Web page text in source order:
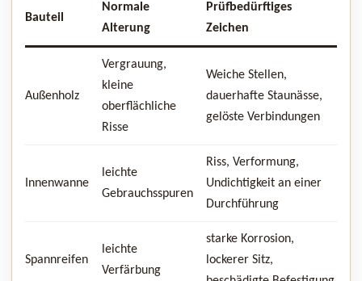
Bauteil
Normale
Alterung
Prüfbedürftiges
Zeichen
Außenholz
Vergrauung,
kleine
oberflächliche
Risse
Weiche Stellen,
dauerhafte Staunässe,
gelöste Verbindungen
Innenwanne
leichte
Gebrauchsspuren
Riss, Verformung,
Undichtigkeit an einer
Durchführung
Spannreifen
leichte
Verfärbung
starke Korrosion,
lockerer Sitz,